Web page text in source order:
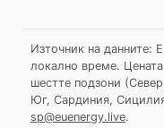
Източник на данните:
локално време.
шестте подзони
Юг, Сардиния,
sp@euenergy.live.